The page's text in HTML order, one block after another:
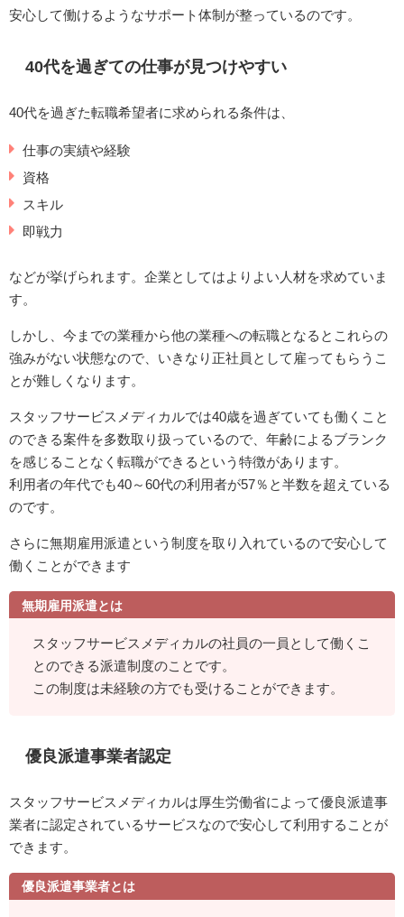
安心して働けるようなサポート体制が整っているのです。
40代を過ぎての仕事が見つけやすい
40代を過ぎた転職希望者に求められる条件は、
仕事の実績や経験
資格
スキル
即戦力
などが挙げられます。企業としてはよりよい人材を求めていま
す。
しかし、今までの業種から他の業種への転職となるとこれらの
強みがない状態なので、いきなり正社員として雇ってもらうこ
とが難しくなります。
スタッフサービスメディカルでは40歳を過ぎていても働くこと
のできる案件を多数取り扱っているので、年齢によるブランク
を感じることなく転職ができるという特徴があります。
利用者の年代でも40～60代の利用者が57％と半数を超えている
のです。
さらに無期雇用派遣という制度を取り入れているので安心して
働くことができます
無期雇用派遣とは
スタッフサービスメディカルの社員の一員として働くこ
とのできる派遣制度のことです。
この制度は未経験の方でも受けることができます。
優良派遣事業者認定
スタッフサービスメディカルは厚生労働省によって優良派遣事
業者に認定されているサービスなので安心して利用することが
できます。
優良派遣事業者とは